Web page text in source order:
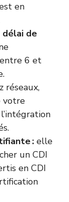
en
de
6 et
réseaux,
votre
: elle
un CDI
en CDI